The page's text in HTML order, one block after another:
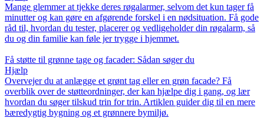
Mange glemmer at tjekke deres røgalarmer, selvom det kun tager få
minutter og kan gøre en afgørende forskel i en nødsituation. Få gode
råd til, hvordan du tester, placerer og vedligeholder din røgalarm, så
du og din familie kan føle jer trygge i hjemmet.
Få støtte til grønne tage og facader: Sådan søger du
Hjælp
Overvejer du at anlægge et grønt tag eller en grøn facade? Få
overblik over de støtteordninger, der kan hjælpe dig i gang, og lær
hvordan du søger tilskud trin for trin. Artiklen guider dig til en mere
bæredygtig bygning og et grønnere bymiljø.